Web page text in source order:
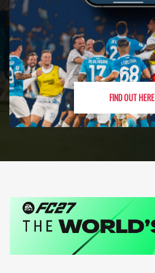
FIND OUT HERE